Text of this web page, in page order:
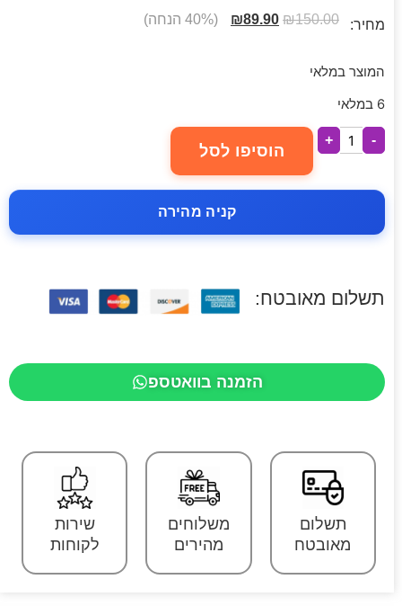
מחיר: ₪150.00
₪89.90 (40% הנחה)
המוצר במלאי
6 במלאי
-
+
הוסיפו לסל
קניה מהירה
תשלום מאובטח:
הזמנה בוואטספ
תשלום
מאובטח
משלוחים
מהירים
שירות
לקוחות